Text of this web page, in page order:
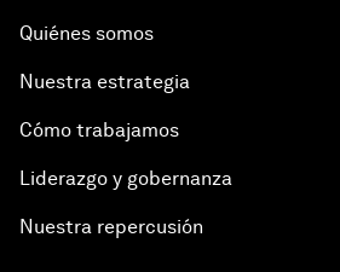
Quiénes somos
Nuestra estrategia
Cómo trabajamos
Liderazgo y gobernanza
Nuestra repercusión